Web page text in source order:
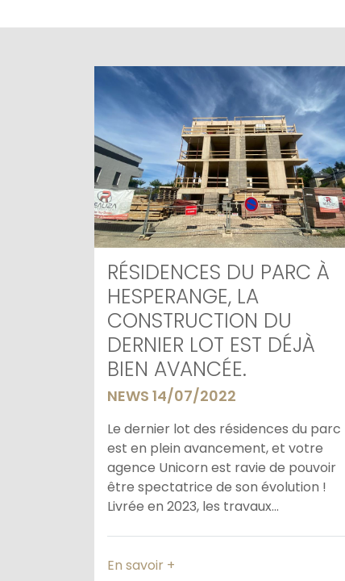
RÉSIDENCES DU PARC À
HESPERANGE, LA
CONSTRUCTION DU
DERNIER LOT EST DÉJÀ
BIEN AVANCÉE.
NEWS 14/07/2022
Le dernier lot des résidences du parc
est en plein avancement, et votre
agence Unicorn est ravie de pouvoir
être spectatrice de son évolution !
Livrée en 2023, les travaux...
En savoir +